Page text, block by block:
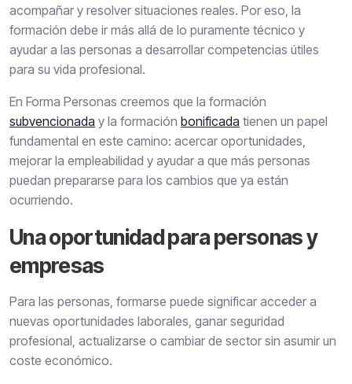
acompañar y resolver situaciones reales. Por eso, la
formación debe ir más allá de lo puramente técnico y
ayudar a las personas a desarrollar competencias útiles
para su vida profesional.
En Forma Personas creemos que la formación
subvencionada y la formación bonificada tienen un papel
fundamental en este camino: acercar oportunidades,
mejorar la empleabilidad y ayudar a que más personas
puedan prepararse para los cambios que ya están
ocurriendo.
Una oportunidad para personas y
empresas
Para las personas, formarse puede significar acceder a
nuevas oportunidades laborales, ganar seguridad
profesional, actualizarse o cambiar de sector sin asumir un
coste económico.